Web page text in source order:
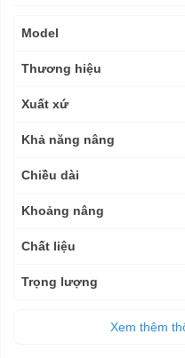
kỹ
Model
Thương hiệu
Xuất xứ
Khả năng nâng
Chiều dài
Khoảng nâng
Chất liệu
Trọng lượng
Xem thêm